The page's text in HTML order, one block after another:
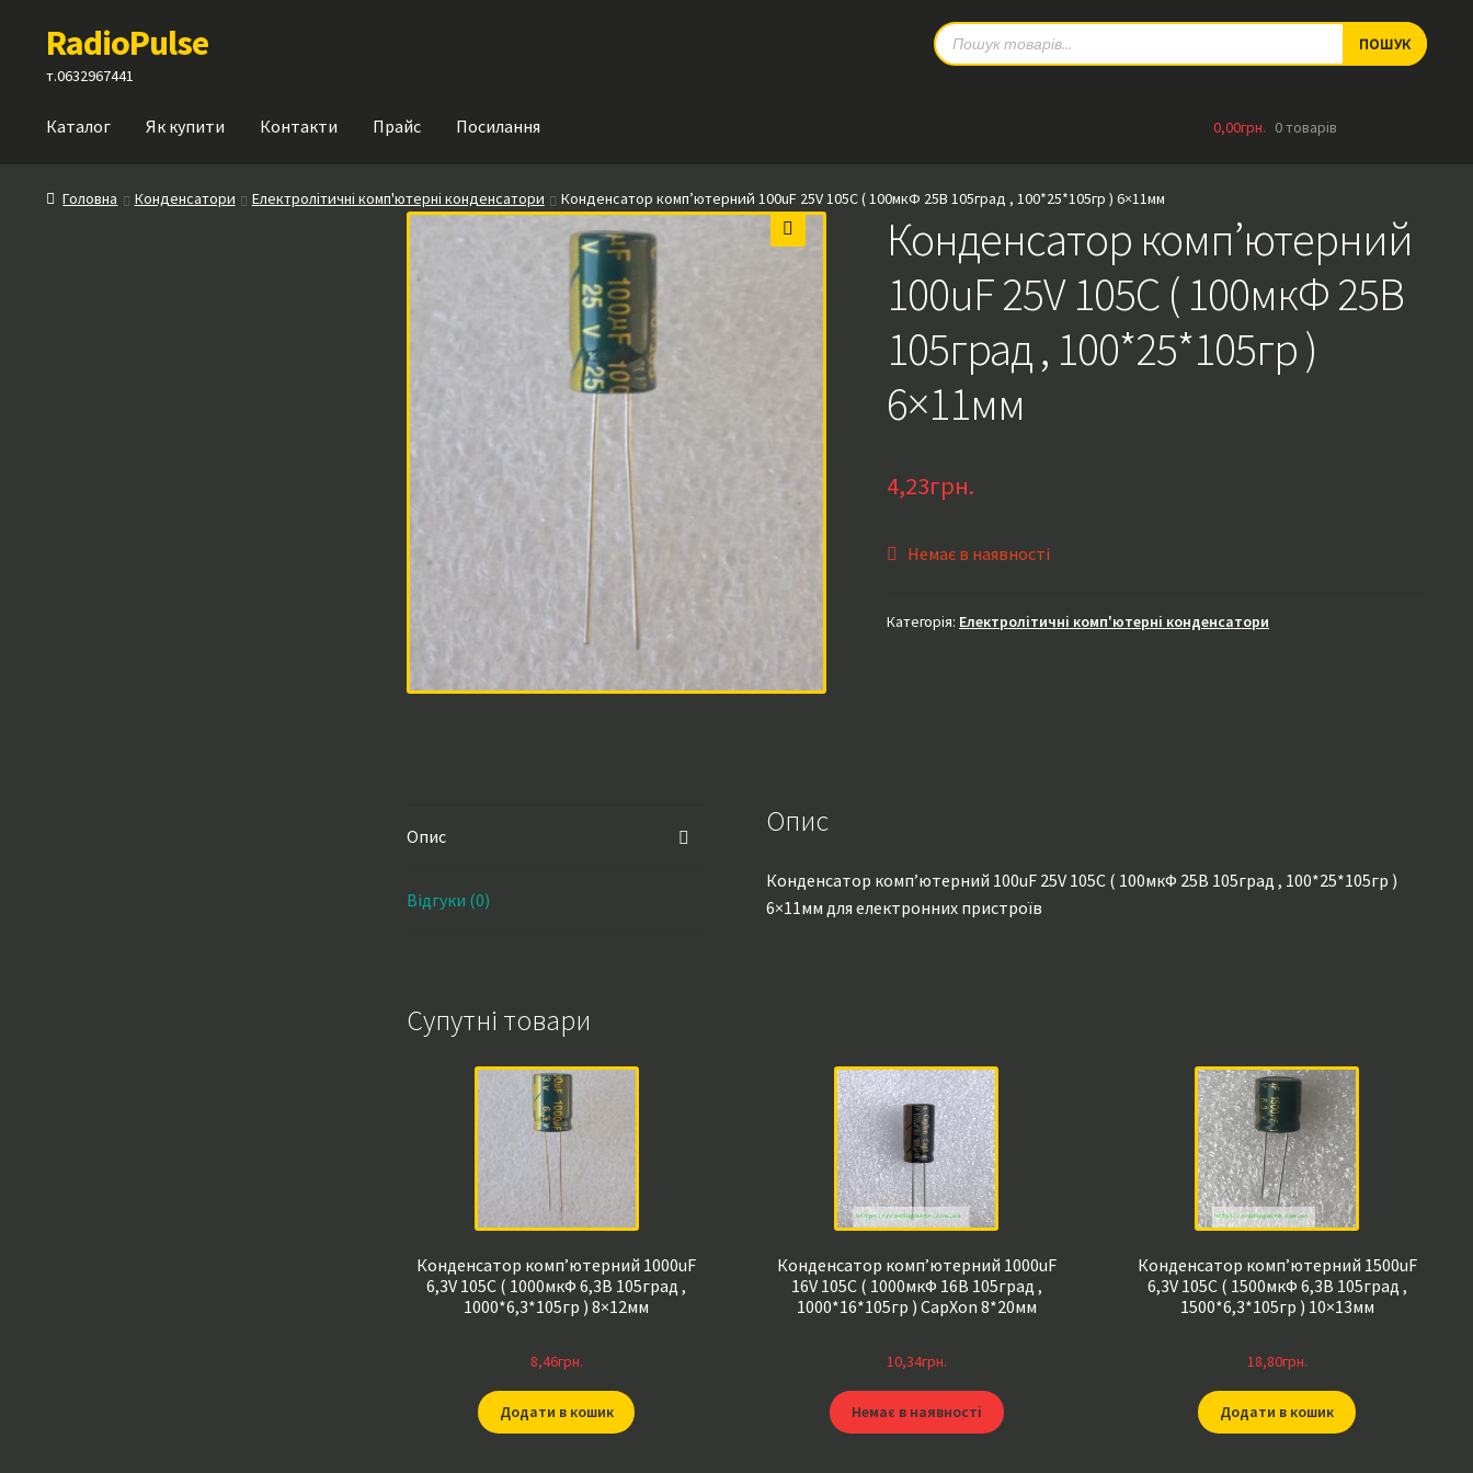
до
навігації
до
вмісту
RadioPulse
т.0632967441
Products
search
ПОШУК
Каталог Як купити Контакти Прайс Посилання 0,00грн. 0 товарів
Головна Конденсатори Електролітичні комп'ютерні конденсатори Конденсатор комп’ютерний 100uF 25V 105C ( 100мкФ 25В 105град , 100*25*105гр ) 6×11мм
Конденсатор комп’ютерний
100uF 25V 105C ( 100мкФ 25В
105град , 100*25*105гр )
6×11мм
4,23грн.
Немає в наявності
Категорія: Електролітичні комп'ютерні конденсатори
Опис
Відгуки (0)
Опис
Конденсатор комп’ютерний 100uF 25V 105C ( 100мкФ 25В 105град , 100*25*105гр )
6×11мм для електронних пристроїв
Супутні товари
Конденсатор комп’ютерний 1000uF
6,3V 105C ( 1000мкФ 6,3В 105град ,
1000*6,3*105гр ) 8×12мм
8,46грн.
Додати в кошик
Конденсатор комп’ютерний 1000uF
16V 105C ( 1000мкФ 16В 105град ,
1000*16*105гр ) CapXon 8*20мм
10,34грн.
Немає в наявності
Конденсатор комп’ютерний 1500uF
6,3V 105C ( 1500мкФ 6,3В 105град ,
1500*6,3*105гр ) 10×13мм
18,80грн.
Додати в кошик